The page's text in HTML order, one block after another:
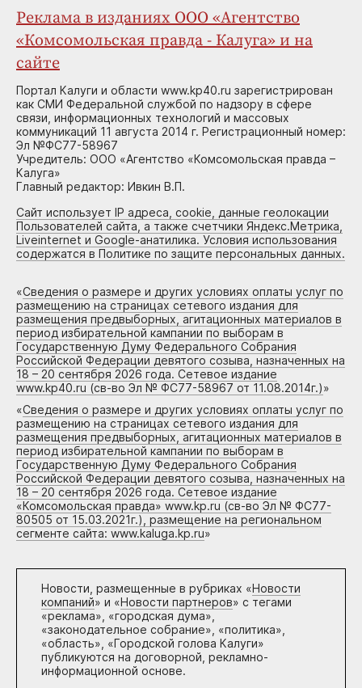
Реклама в изданиях ООО «Агентство
«Комсомольская правда - Калуга» и на
сайте
Портал Калуги и области www.kp40.ru зарегистрирован
как СМИ Федеральной службой по надзору в сфере
связи, информационных технологий и массовых
коммуникаций 11 августа 2014 г. Регистрационный номер:
Эл №ФС77-58967
Учредитель: ООО «Агентство «Комсомольская правда –
Калуга»
Главный редактор: Ивкин В.П.
Сайт использует IP адреса, cookie, данные геолокации
Пользователей сайта, а также счетчики Яндекс.Метрика,
Liveinternet и Google-анатилика. Условия использования
содержатся в Политике по защите персональных данных.
«Сведения о размере и других условиях оплаты услуг по
размещению на страницах сетевого издания для
размещения предвыборных, агитационных материалов в
период избирательной кампании по выборам в
Государственную Думу Федерального Собрания
Российской Федерации девятого созыва, назначенных на
18 – 20 сентября 2026 года. Сетевое издание
www.kp40.ru (св-во Эл № ФС77-58967 от 11.08.2014г.)»
«Сведения о размере и других условиях оплаты услуг по
размещению на страницах сетевого издания для
размещения предвыборных, агитационных материалов в
период избирательной кампании по выборам в
Государственную Думу Федерального Собрания
Российской Федерации девятого созыва, назначенных на
18 – 20 сентября 2026 года. Сетевое издание
«Комсомольская правда» www.kp.ru (св-во Эл № ФС77-
80505 от 15.03.2021г.), размещение на региональном
сегменте сайта: www.kaluga.kp.ru»
Новости, размещенные в рубриках «Новости
компаний» и «Новости партнеров» с тегами
«реклама», «городская дума»,
«законодательное собрание», «политика»,
«область», «Городской голова Калуги»
публикуются на договорной, рекламно-
информационной основе.